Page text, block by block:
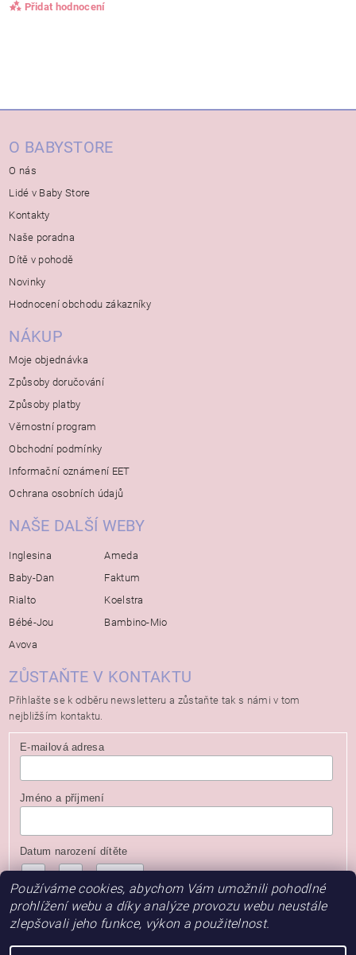
Přidat hodnocení
O BABYSTORE
O nás
Lidé v Baby Store
Kontakty
Naše poradna
Dítě v pohodě
Novinky
Hodnocení obchodu zákazníky
NÁKUP
Moje objednávka
Způsoby doručování
Způsoby platby
Věrnostní program
Obchodní podmínky
Informační oznámení EET
Ochrana osobních údajů
NAŠE DALŠÍ WEBY
Inglesina
Baby-Dan
Rialto
Bébé-Jou
Avova
Ameda
Faktum
Koelstra
Bambino-Mio
ZŮSTAŇTE V KONTAKTU
Přihlašte se k odběru newsletteru a zůstaňte tak s námi v tom
nejbližším kontaktu.
E-mailová adresa
Jméno a příjmení
Datum narození dítěte
Používáme cookies, abychom Vám umožnili pohodlné
prohlížení webu a díky analýze provozu webu neustále
zlepšovali jeho funkce, výkon a použitelnost.